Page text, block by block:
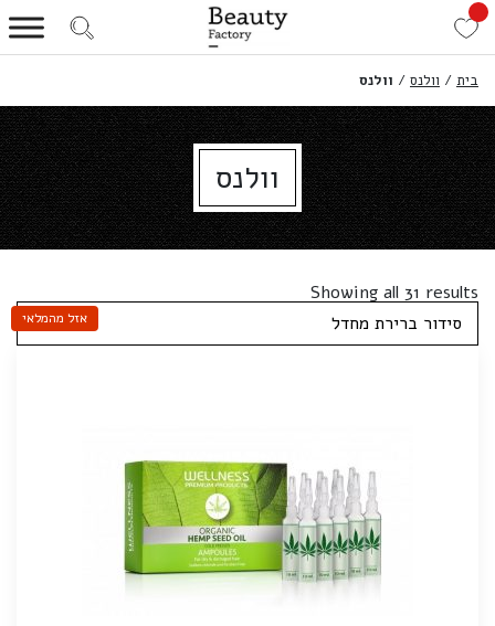
בית / וולנס / וולנס
וולנס
Showing all 31 results